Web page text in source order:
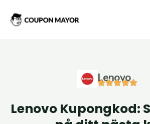
Lenovo
Lenovo Kupongkod: